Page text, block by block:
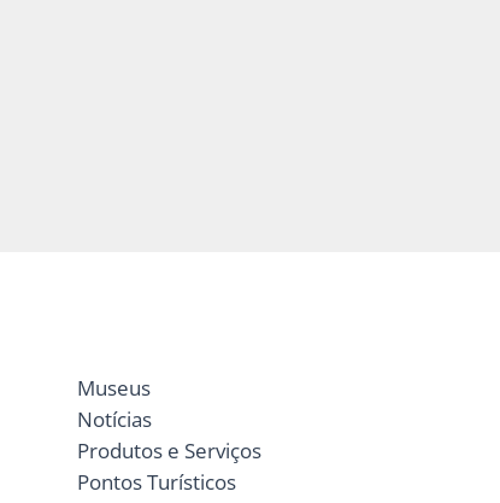
Museus
Notícias
Produtos e Serviços
Pontos Turísticos